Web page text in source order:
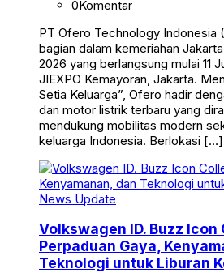
0Komentar
PT Ofero Technology Indonesia
bagian dalam kemeriahan
2026 yang berlangsung mulai 11
JIEXPO Kemayoran, Jakarta.
Setia Keluarga”, Ofero hadir
dan motor listrik terbaru yang
mendukung mobilitas modern
keluarga Indonesia. Berlokasi […]
News Update
Volkswagen ID. Buzz
Perpaduan Gaya,
Teknologi untuk Liburan